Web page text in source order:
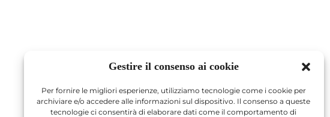
Gestire il consenso ai cookie
Per fornire le migliori esperienze, utilizziamo tecnologie come i cookie per
archiviare e/o accedere alle informazioni sul dispositivo. Il consenso a queste
tecnologie ci consentirà di elaborare dati come il comportamento di